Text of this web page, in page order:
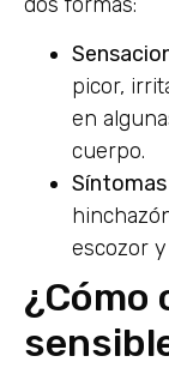
picor,
en
cuerpo.
escozor
¿Cómo